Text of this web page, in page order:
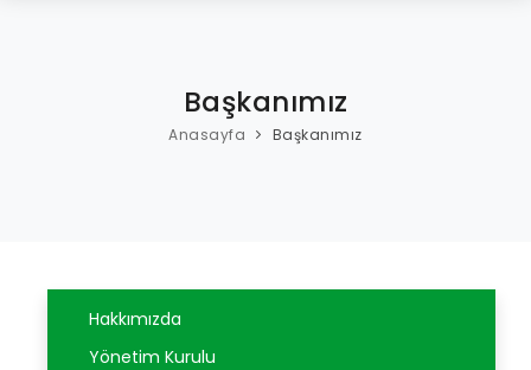
Başkanımız
Anasayfa Başkanımız
Hakkımızda
Yönetim Kurulu